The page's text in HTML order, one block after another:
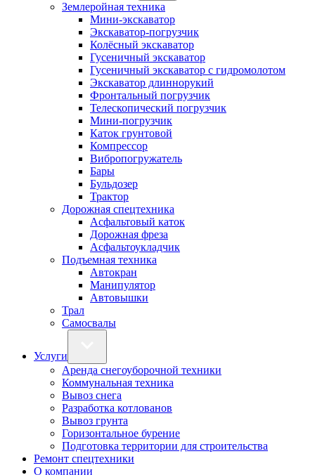
Землеройная техника
Мини-экскаватор
Экскаватор-погрузчик
Колёсный экскаватор
Гусеничный экскаватор
Гусеничный экскаватор с гидромолотом
Экскаватор длиннорукий
Фронтальный погрузчик
Телескопический погрузчик
Мини-погрузчик
Каток грунтовой
Компрессор
Вибропогружатель
Бары
Бульдозер
Трактор
Дорожная спецтехника
Асфальтовый каток
Дорожная фреза
Асфальтоукладчик
Подъемная техника
Автокран
Манипулятор
Автовышки
Трал
Самосвалы
Услуги
Аренда снегоуборочной техники
Коммунальная техника
Вывоз снега
Разработка котлованов
Вывоз грунта
Горизонтальное бурение
Подготовка территории для строительства
Ремонт спецтехники
О компании